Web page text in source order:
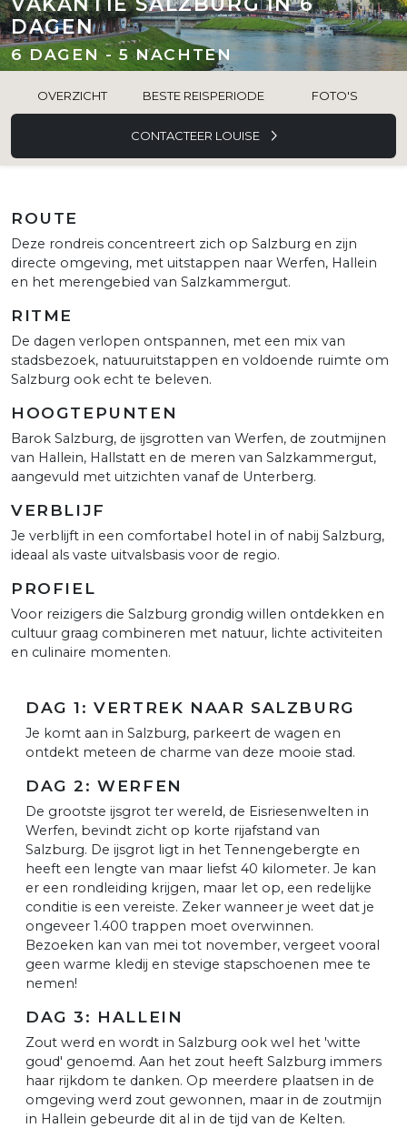
DAGEN
6 DAGEN - 5 NACHTEN
OVERZICHT BESTE REISPERIODE FOTO'S
CONTACTEER LOUISE
ROUTE
Deze rondreis concentreert zich op Salzburg en zijn
directe omgeving, met uitstappen naar Werfen, Hallein
en het merengebied van Salzkammergut.
RITME
De dagen verlopen ontspannen, met een mix van
stadsbezoek, natuuruitstappen en voldoende ruimte om
Salzburg ook echt te beleven.
HOOGTEPUNTEN
Barok Salzburg, de ijsgrotten van Werfen, de zoutmijnen
van Hallein, Hallstatt en de meren van Salzkammergut,
aangevuld met uitzichten vanaf de Unterberg.
VERBLIJF
Je verblijft in een comfortabel hotel in of nabij Salzburg,
ideaal als vaste uitvalsbasis voor de regio.
PROFIEL
Voor reizigers die Salzburg grondig willen ontdekken en
cultuur graag combineren met natuur, lichte activiteiten
en culinaire momenten.
DAG 1: VERTREK NAAR SALZBURG
Je komt aan in Salzburg, parkeert de wagen en
ontdekt meteen de charme van deze mooie stad.
DAG 2: WERFEN
De grootste ijsgrot ter wereld, de Eisriesenwelten in
Werfen, bevindt zicht op korte rijafstand van
Salzburg. De ijsgrot ligt in het Tennengebergte en
heeft een lengte van maar liefst 40 kilometer. Je kan
er een rondleiding krijgen, maar let op, een redelijke
conditie is een vereiste. Zeker wanneer je weet dat je
ongeveer 1.400 trappen moet overwinnen.
Bezoeken kan van mei tot november, vergeet vooral
geen warme kledij en stevige stapschoenen mee te
nemen!
DAG 3: HALLEIN
Zout werd en wordt in Salzburg ook wel het 'witte
goud' genoemd. Aan het zout heeft Salzburg immers
haar rijkdom te danken. Op meerdere plaatsen in de
omgeving werd zout gewonnen, maar in de zoutmijn
in Hallein gebeurde dit al in de tijd van de Kelten.